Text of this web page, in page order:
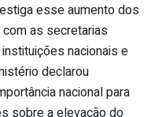
esse aumento dos
as secretarias
nacionais e
declarou
nacional para